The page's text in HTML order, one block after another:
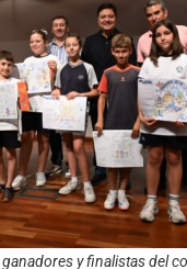
y finalistas del